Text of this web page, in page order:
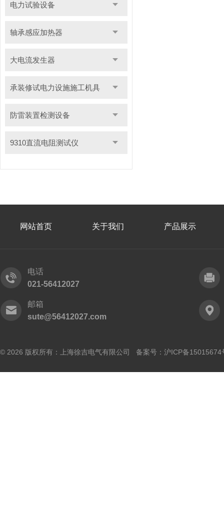
电力试验设备
轴承感应加热器
大电流发生器
承装修试电力设施施工机具
防雷装置检测设备
9310直流电阻测试仪
网站首页 关于我们 产品展示
电话
021-56412027
邮箱
sute@56412027.com
© 2026 版权所有：上海徐吉电气有限公司 备案号： 沪ICP备15015674